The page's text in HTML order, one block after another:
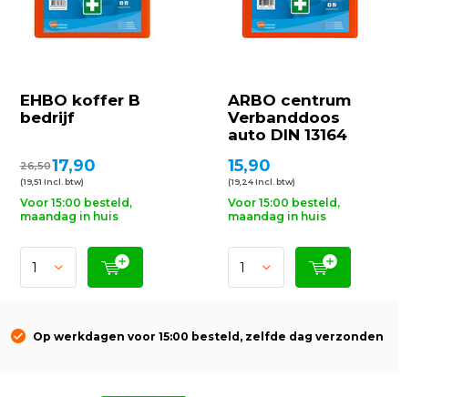
EHBO koffer B
bedrijf
26,5017,90
(19,51 Incl. btw)
Voor 15:00 besteld,
maandag in huis
ARBO centrum
Verbanddoos
auto DIN 13164
15,90
(19,24 Incl. btw)
Voor 15:00 besteld,
maandag in huis
Op werkdagen voor 15:00 besteld, zelfde dag verzonden